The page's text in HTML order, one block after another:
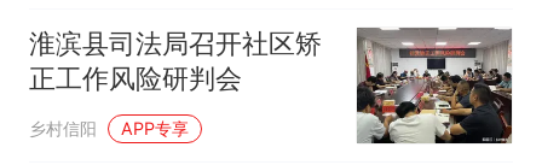
淮滨县司法局召开社区矫
正工作风险研判会
乡村信阳 APP专享